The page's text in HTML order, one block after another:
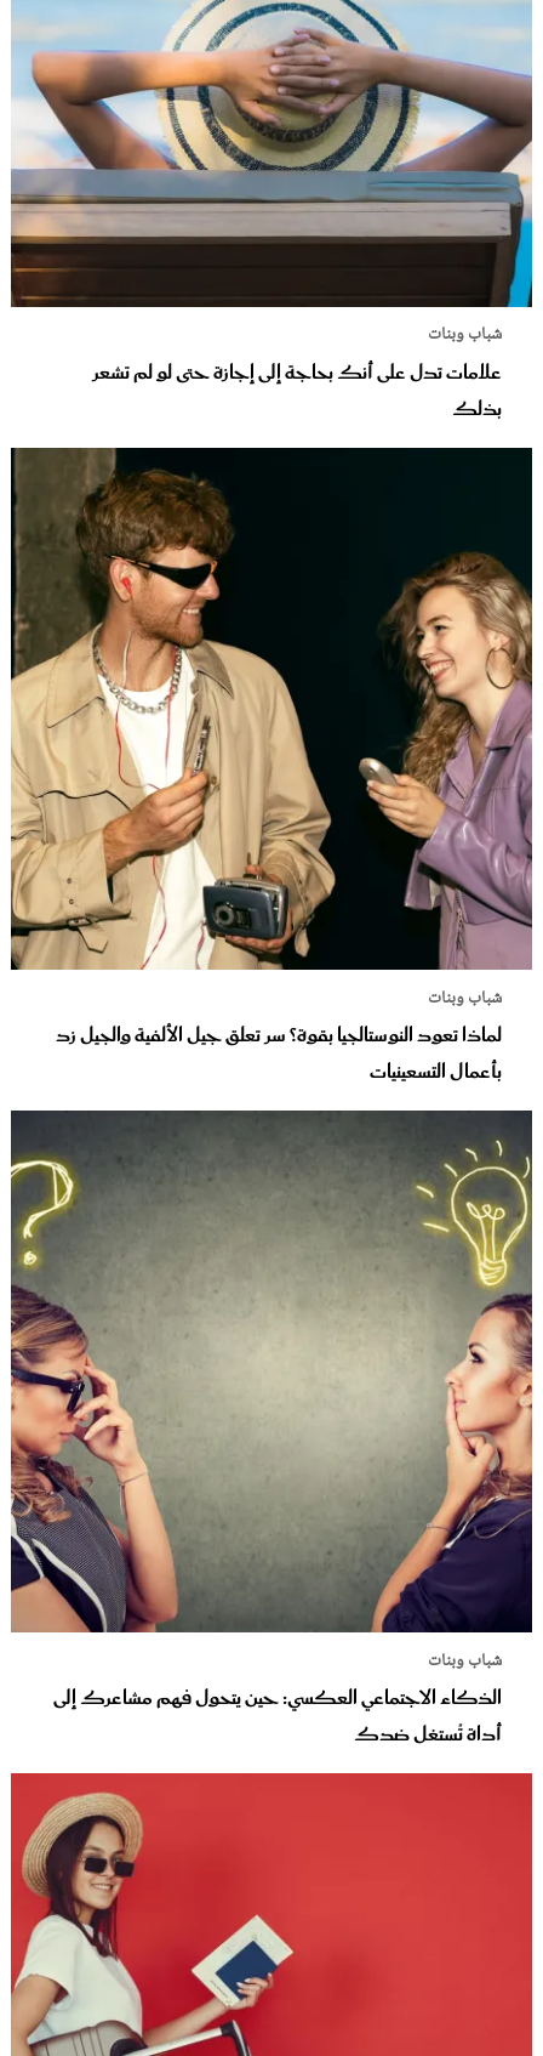
شباب وبنات
علامات تدل على أنك بحاجة إلى إجازة حتى لو لم تشعر
بذلك
شباب وبنات
لماذا تعود النوستالجيا بقوة؟ سر تعلق جيل الألفية والجيل زد
بأعمال التسعينيات
شباب وبنات
الذكاء الاجتماعي العكسي: حين يتحول فهم مشاعرك إلى
أداة تُستغل ضدك